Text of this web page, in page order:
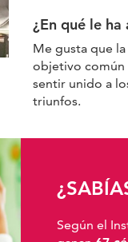
¿En qué le
Me gusta que
objetivo común
sentir unido a
triunfos.
Según el